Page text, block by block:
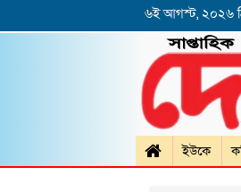
৬ই আগস্ট, ২০২৬
ইউকে